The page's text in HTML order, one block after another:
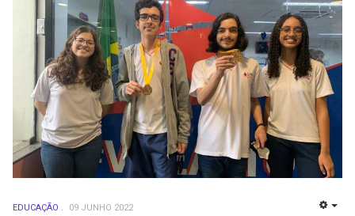
EDUCAÇÃO 09 JUNHO 2022